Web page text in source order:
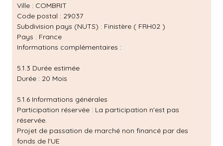
Ville : COMBRIT
Code postal : 29037
Subdivision pays (NUTS) : Finistère ( FRH02 )
Pays : France
Informations complémentaires :
5.1.3 Durée estimée
Durée : 20 Mois
5.1.6 Informations générales
Participation réservée : La participation n'est pas
réservée.
Projet de passation de marché non financé par des
fonds de l'UE